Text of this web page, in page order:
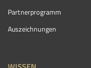
Partnerprogramm
Auszeichnungen